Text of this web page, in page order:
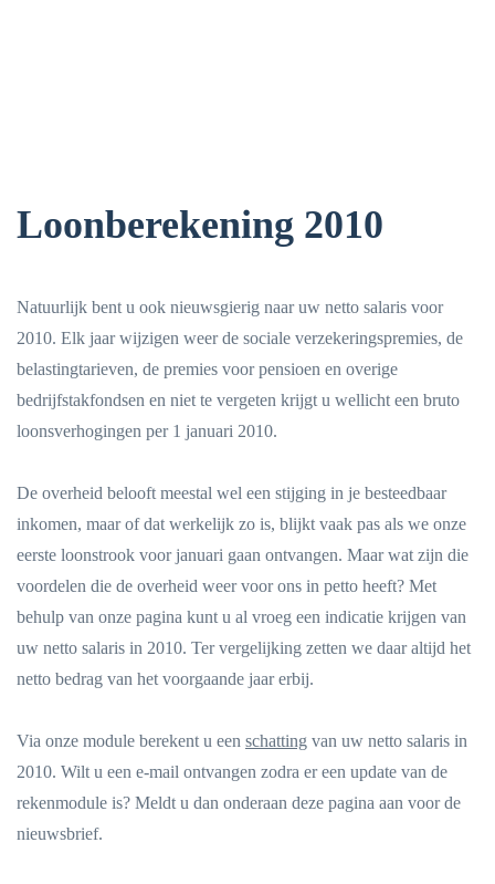
Loonberekening 2010
Natuurlijk bent u ook nieuwsgierig naar uw netto salaris voor
2010. Elk jaar wijzigen weer de sociale verzekeringspremies, de
belastingtarieven, de premies voor pensioen en overige
bedrijfstakfondsen en niet te vergeten krijgt u wellicht een bruto
loonsverhogingen per 1 januari 2010.
De overheid belooft meestal wel een stijging in je besteedbaar
inkomen, maar of dat werkelijk zo is, blijkt vaak pas als we onze
eerste loonstrook voor januari gaan ontvangen. Maar wat zijn die
voordelen die de overheid weer voor ons in petto heeft? Met
behulp van onze pagina kunt u al vroeg een indicatie krijgen van
uw netto salaris in 2010. Ter vergelijking zetten we daar altijd het
netto bedrag van het voorgaande jaar erbij.
Via onze module berekent u een schatting van uw netto salaris in
2010. Wilt u een e-mail ontvangen zodra er een update van de
rekenmodule is? Meldt u dan onderaan deze pagina aan voor de
nieuwsbrief.